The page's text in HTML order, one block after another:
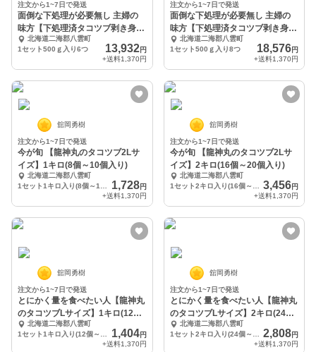
注文から1~7日で発送
面倒な下処理が必要無し 主婦の
味方【下処理済タコツブ剥き身】
3キロ入り
北海道二海郡八雲町
1セット500ｇ入り6つ
13,932円
+送料1,370円
注文から1~7日で発送
面倒な下処理が必要無し 主婦の
味方【下処理済タコツブ剥き身】
4キロ入り
北海道二海郡八雲町
1セット500ｇ入り8つ
18,576円
+送料1,370円
舘岡勇樹
注文から1~7日で発送
今が旬 【龍神丸のタコツブ2Lサ
イズ】1キロ(8個～10個入り)
北海道二海郡八雲町
1,728円
+送料1,370円
舘岡勇樹
注文から1~7日で発送
今が旬 【龍神丸のタコツブ2Lサ
イズ】2キロ(16個～20個入り)
北海道二海郡八雲町
3,456円
+送料1,370円
舘岡勇樹
注文から1~7日で発送
とにかく量を食べたい人【龍神丸
のタコツブLサイズ】1キロ(12個
～15個入り)
北海道二海郡八雲町
1,404円
+送料1,370円
舘岡勇樹
注文から1~7日で発送
とにかく量を食べたい人【龍神丸
のタコツブLサイズ】2キロ(24個
～30個入り)
北海道二海郡八雲町
2,808円
+送料1,370円